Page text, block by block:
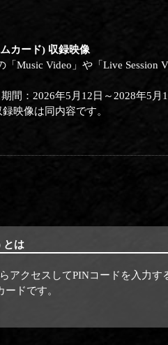
カード) 収録映像
「Music Video」や「Live Session
間：2026年5月12日～2028年5月
映像は同内容です。
とは
アクセスしてPINコードを入力
ドです。